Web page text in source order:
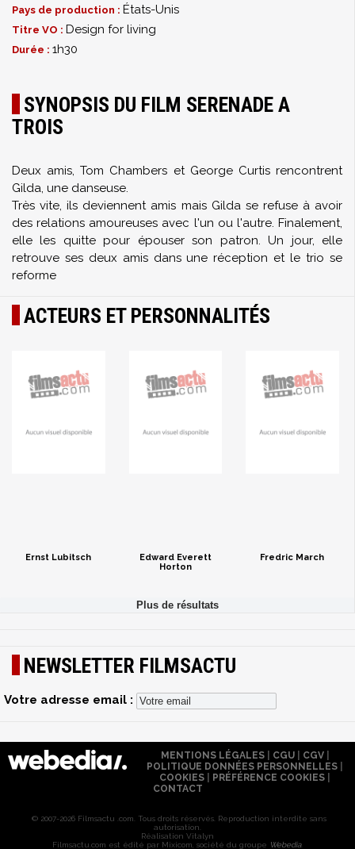
Pays de production : États-Unis
Titre VO : Design for living
Durée : 1h30
SYNOPSIS DU FILM SERENADE A
TROIS
Deux amis, Tom Chambers et George Curtis rencontrent
Gilda, une danseuse.
Très vite, ils deviennent amis mais Gilda se refuse à avoir
des relations amoureuses avec l'un ou l'autre. Finalement,
elle les quitte pour épouser son patron. Un jour, elle
retrouve ses deux amis dans une réception et le trio se
reforme
ACTEURS ET PERSONNALITÉS
Ernst Lubitsch
Edward Everett
Horton
Fredric March
NEWSLETTER FILMSACTU
Votre adresse email :
MENTIONS LÉGALES| CGU| CGV|
POLITIQUE DONNÉES PERSONNELLES
COOKIES
PRÉFÉRENCE COOKIES
CONTACT
© 2007-2026 Filmsactu .com. Tous droits réservés. Reproduction interdite sans
autorisation.
Réalisation Vitalyn
Filmsactu .com est édité par Mixicom, société du groupe Webedia.